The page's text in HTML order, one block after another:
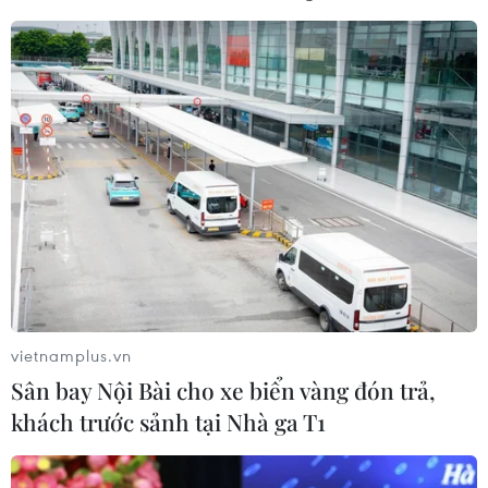
tảng của biện pháp dự kiến với mục tiêu cuối
cùng là tăng cường an ninh pháp lý vì lợi ích
của các nhà xuất khẩu./.
(TTXVN/Vietnam+)
vietnamplus.vn
Sân bay Nội Bài cho xe biển vàng đón trả,
khách trước sảnh tại Nhà ga T1